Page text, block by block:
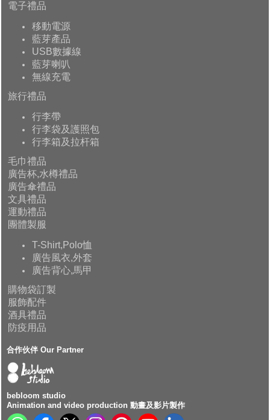
電子禮品
移動電源
藍芽產品
USB數據線
藍芽喇叭
無線充電
旅行禮品
行李帶
行李袋及護照包
行李箱及拉杆箱
毛巾禮品
廣告杯,水樽禮品
廣告傘禮品
文具禮品
運動禮品
團體製服
T-Shirt,Polo恤
廣告風衣,外套
廣告背心,馬甲
購物袋訂製
服飾配件
酒具禮品
防疫用品
合作伙伴 Our Partner
bebloom studio
Animation and video production 動畫及影片製作